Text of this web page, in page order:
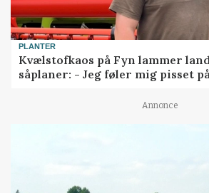
PLANTER
Kvælstofkaos på Fyn lammer
såplaner: - Jeg føler mig pisset på
Annonce